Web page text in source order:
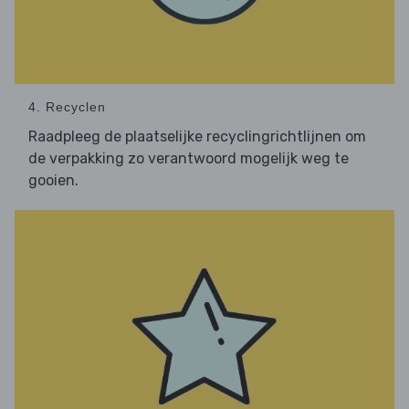
4. Recyclen
Raadpleeg de plaatselijke recyclingrichtlijnen om
de verpakking zo verantwoord mogelijk weg te
gooien.